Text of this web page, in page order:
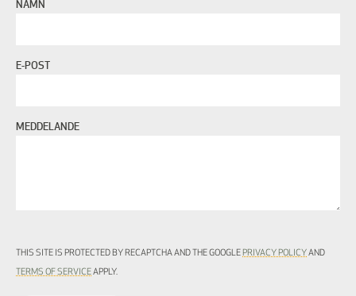
NAMN
E-POST
MEDDELANDE
THIS SITE IS PROTECTED BY RECAPTCHA AND THE GOOGLE PRIVACY POLICY AND
TERMS OF SERVICEAPPLY.